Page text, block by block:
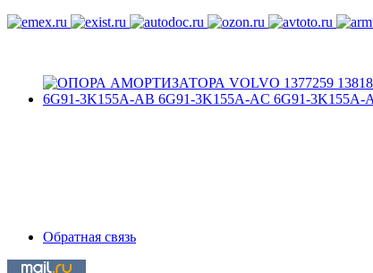
Обратная связь